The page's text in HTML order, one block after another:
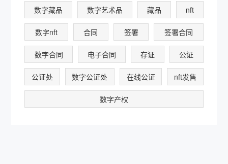
数字藏品 数字艺术品 藏品 nft
数字nft 合同 签署 签署合同
数字合同 电子合同 存证 公证
公证处 数字公证处 在线公证 nft发售
数字产权